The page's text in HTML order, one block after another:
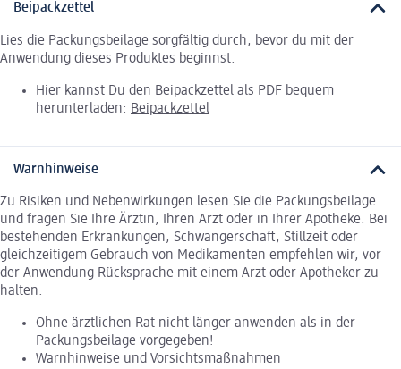
Beipackzettel
Lies die Packungsbeilage sorgfältig durch, bevor du mit der
Anwendung dieses Produktes beginnst.
Hier kannst Du den Beipackzettel als PDF bequem
herunterladen: Beipackzettel
Warnhinweise
Zu Risiken und Nebenwirkungen lesen Sie die Packungsbeilage
und fragen Sie Ihre Ärztin, Ihren Arzt oder in Ihrer Apotheke. Bei
bestehenden Erkrankungen, Schwangerschaft, Stillzeit oder
gleichzeitigem Gebrauch von Medikamenten empfehlen wir, vor
der Anwendung Rücksprache mit einem Arzt oder Apotheker zu
halten.
Ohne ärztlichen Rat nicht länger anwenden als in der
Packungsbeilage vorgegeben!
Warnhinweise und Vorsichtsmaßnahmen